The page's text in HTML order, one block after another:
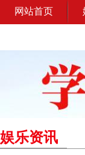
网站首页
娱乐资讯